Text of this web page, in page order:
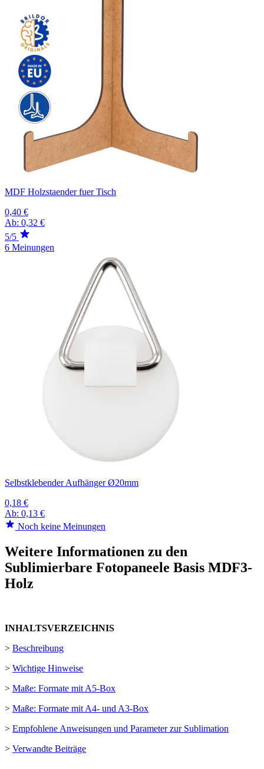
MDF Holzstaender fuer Tisch
0,40 €
Ab: 0,32 €
5/5
6 Meinungen
Selbstklebender Aufhänger Ø20mm
0,18 €
Ab: 0,13 €
Noch keine Meinungen
Weitere Informationen zu den
Sublimierbare Fotopaneele Basis MDF3-
Holz
INHALTSVERZEICHNIS
> Beschreibung
> Wichtige Hinweise
> Maße: Formate mit A5-Box
> Maße: Formate mit A4- und A3-Box
> Empfohlene Anweisungen und Parameter zur Sublimation
> Verwandte Beiträge